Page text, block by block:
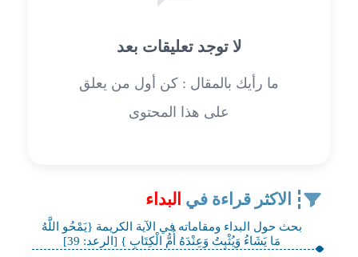
لا توجد تعليقات بعد
ما رأيك بالمقال : كن أول من يعلق
على هذا المحتوى
الاكثر قراءة في البداء
بحث حول البداء ومقاماته في الآية الكريمة {يَمْحُو اللَّهُ
مَا يَشَاءُ وَيُثْبِتُ وَعِنْدَهُ أُمُّ الْكِتَابِ } [الرعد: 39]